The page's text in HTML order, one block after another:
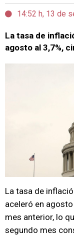
14:52 h, 13 de
La tasa de
agosto al 3,7%,
La tasa de
aceleró en
mes anterior, lo
segundo mes